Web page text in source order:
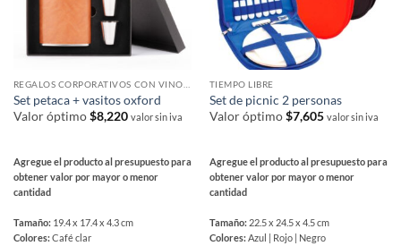
REGALOS CORPORATIVOS CON VINOS Y ACCESORIOS
Set petaca + vasitos oxford
Valor óptimo$8,220 valor sin iva
Agregue el producto al presupuesto para
obtener valor por mayor o menor
cantidad
Tamaño: 19.4 x 17.4 x 4.3 cm
Colores:Café clar
TIEMPO LIBRE
Set de picnic 2 personas
Valor óptimo$7,605 valor sin iva
Agregue el producto al presupuesto para
obtener valor por mayor o menor
cantidad
Tamaño: 22.5 x 24.5 x 4.5 cm
Colores:Azul | Rojo | Negro